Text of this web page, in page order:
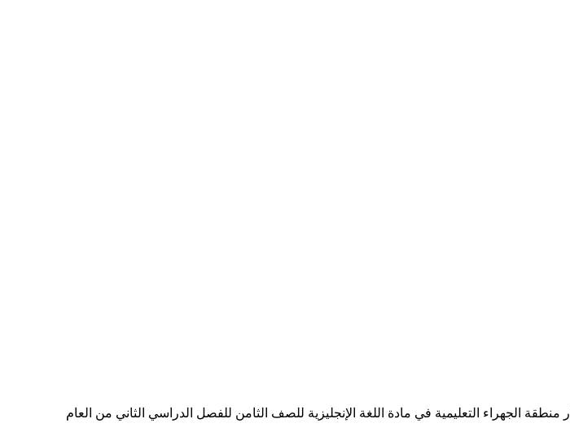
الجهراء التعليمية في مادة اللغة الإنجليزية للصف الثامن للفصل الدراسي الثاني من العام